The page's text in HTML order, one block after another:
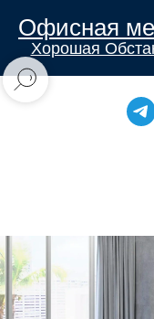
Офисная
Хорошая